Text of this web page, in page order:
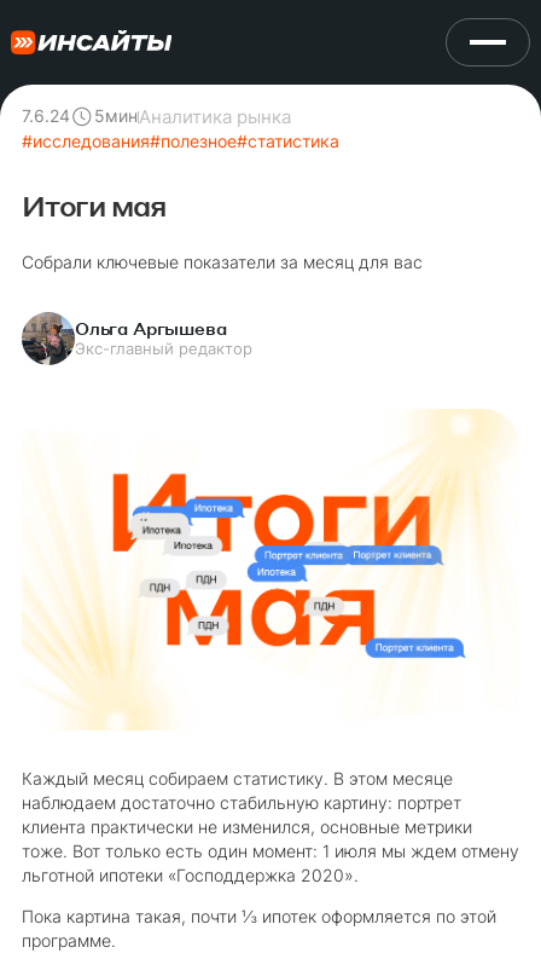
7.6.24 5минАналитика рынка
#исследования#полезное#статистика
Итоги мая
Собрали ключевые показатели за месяц для вас
Ольга Аргышева
Экс-главный редактор
Каждый месяц собираем статистику. В этом месяце
наблюдаем достаточно стабильную картину: портрет
клиента практически не изменился, основные метрики
тоже. Вот только есть один момент: 1 июля мы ждем отмену
льготной ипотеки «Господдержка 2020».
Пока картина такая, почти ⅓ ипотек оформляется по этой
программе.